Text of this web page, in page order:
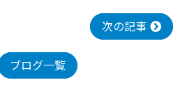
次の記事
ブログ一覧